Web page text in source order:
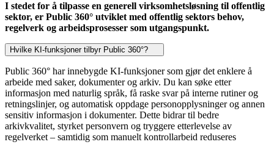
I stedet for å tilpasse en generell virksomhetsløsning til offentlig
sektor, er Public 360° utviklet med offentlig sektors behov,
regelverk og arbeidsprosesser som utgangspunkt.
Hvilke KI-funksjoner tilbyr Public 360°?
Public 360° har innebygde KI-funksjoner som gjør det enklere å
arbeide med saker, dokumenter og arkiv. Du kan søke etter
informasjon med naturlig språk, få raske svar på interne rutiner og
retningslinjer, og automatisk oppdage personopplysninger og annen
sensitiv informasjon i dokumenter. Dette bidrar til bedre
arkivkvalitet, styrket personvern og tryggere etterlevelse av
regelverket – samtidig som manuelt kontrollarbeid reduseres